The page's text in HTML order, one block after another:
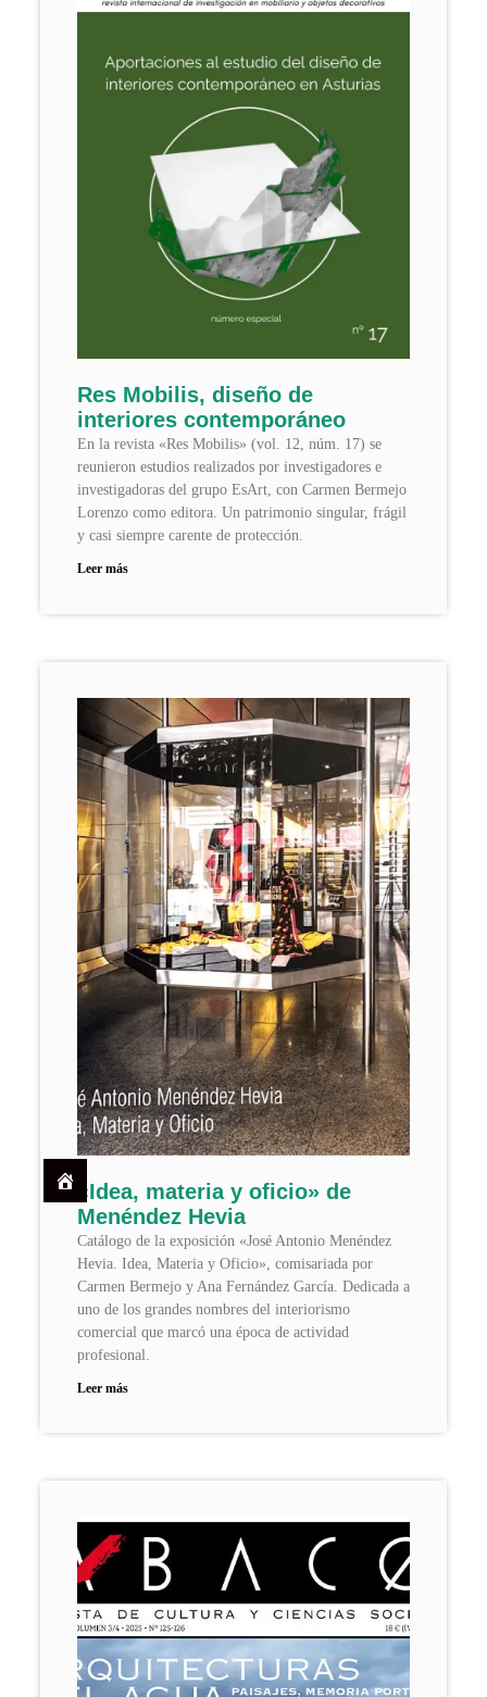
Res Mobilis, diseño de
interiores contemporáneo
En la revista «Res Mobilis» (vol. 12, núm. 17) se
reunieron estudios realizados por investigadores e
investigadoras del grupo EsArt, con Carmen Bermejo
Lorenzo como editora. Un patrimonio singular, frágil
y casi siempre carente de protección.
Leer más
«Idea, materia y oficio» de
Menéndez Hevia
Catálogo de la exposición «José Antonio Menéndez
Hevia. Idea, Materia y Oficio», comisariada por
Carmen Bermejo y Ana Fernández García. Dedicada a
uno de los grandes nombres del interiorismo
comercial que marcó una época de actividad
profesional.
Leer más